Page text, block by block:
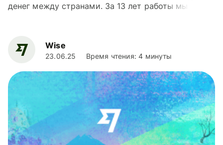
денег между странами. За 13 лет работы мы
Wise
23.06.25 Время чтения: 4 минуты